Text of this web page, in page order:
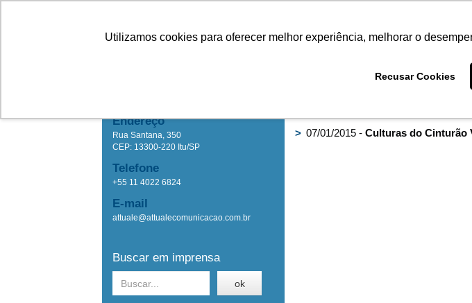
Utilizamos cookies para oferecer melhor experiência, melhorar o
Recusar Cookies
Endereço
Rua Santana, 350
CEP: 13300-220 Itu/SP
Telefone
+55 11 4022 6824
E-mail
attuale@attualecomunicacao.com.br
Buscar em imprensa
ok
> 07/01/2015 - Culturas do Cinturão